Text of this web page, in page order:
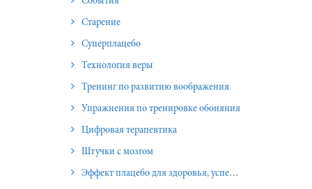
Старение
Суперплацебо
Технология веры
Тренинг по развитию воображения
Упражнения по тренировке обоняния
Цифровая терапевтика
Штучки с мозгом
Эффект плацебо для здоровья, успеха и отношений